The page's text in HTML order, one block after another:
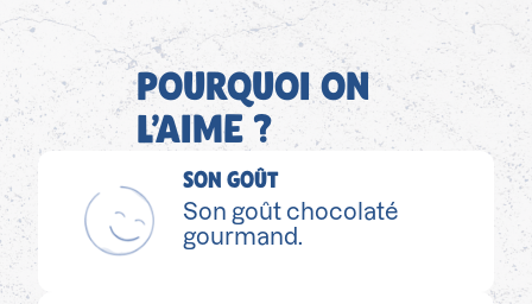
POURQUOI ON
L’AIME ?
SON GOÛT
Son goût chocolaté
gourmand.